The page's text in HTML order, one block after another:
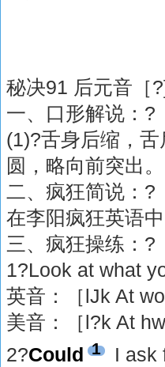
秘决91 后元音［
一、口形解说：?
(1)?舌身后缩，
圆，略向前突出。
二、疯狂简说：?
在李阳疯狂英语
三、疯狂操练：?
1?Look at what
英音：［lJk At
美音：［l?k At
2?Could 1 I ask